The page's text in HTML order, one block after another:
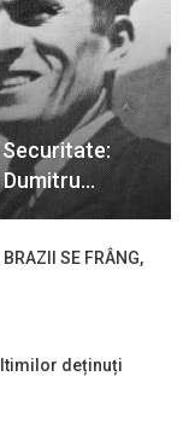
Securitate:
SE FRÂNG,
deținuți